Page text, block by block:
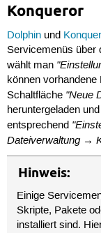
Konqueror
Dolphinund
Servicemenüs über
wählt man
können
Schaltfläche "Neue
heruntergeladen
entsprechend
Dateiverwaltung →
Hinweis:
Einige
Skripte, Pakete
installiert sind.